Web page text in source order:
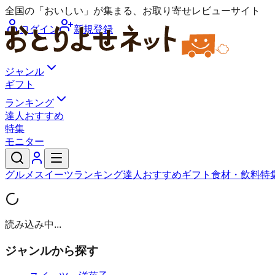
全国の「おいしい」が集まる、お取り寄せレビューサイト
ログイン
新規登録
ジャンル
ギフト
ランキング
達人おすすめ
特集
モニター
グルメ スイーツランキング達人おすすめギフト 食材・飲料特
読み込み中...
ジャンルから探す